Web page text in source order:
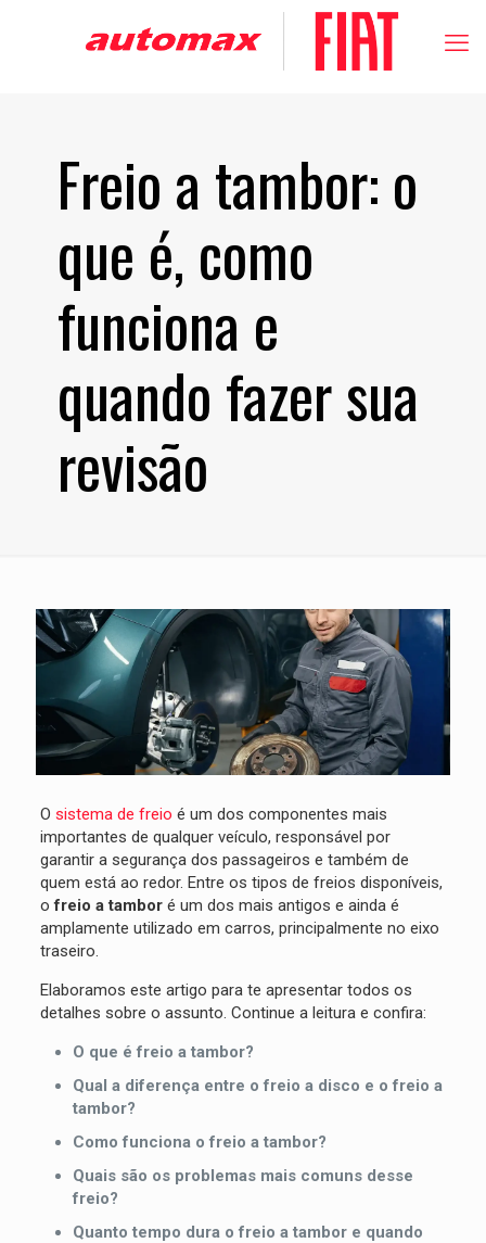
Freio a tambor: o
que é, como
funciona e
quando fazer sua
revisão
O sistema de freio é um dos componentes mais
importantes de qualquer veículo, responsável por
garantir a segurança dos passageiros e também de
quem está ao redor. Entre os tipos de freios disponíveis,
ofreio a tambor é um dos mais antigos e ainda é
amplamente utilizado em carros, principalmente no eixo
traseiro.
Elaboramos este artigo para te apresentar todos os
detalhes sobre o assunto. Continue a leitura e confira:
O que é freio a tambor?
Qual a diferença entre o freio a disco e o freio a
tambor?
Como funciona o freio a tambor?
Quais são os problemas mais comuns desse
freio?
Quanto tempo dura o freio a tambor e quando